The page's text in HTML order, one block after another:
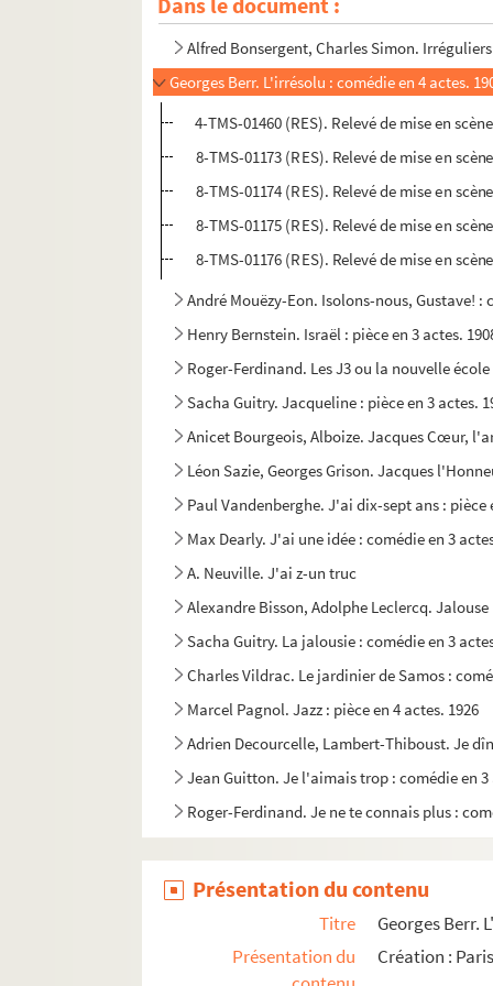
Edmond Sée. L'irrégulière : comédie en 4
Alfred Bonsergent, Charles Simon.
Georges Berr. L'irrésolu : comédie en 4 actes.
4-TMS-01460 (RES). Relevé de mise en
8-TMS-01173 (RES). Relevé de mise en
8-TMS-01174 (RES). Relevé de mise en
8-TMS-01175 (RES). Relevé de mise en
8-TMS-01176 (RES). Relevé de mise en
André Mouëzy-Eon. Isolons-nous, Gustave! :
Henry Bernstein. Israël : pièce en 3 actes.
Roger-Ferdinand. Les J3 ou la nouvelle
Sacha Guitry. Jacqueline : pièce en 3 actes.
Anicet Bourgeois, Alboize. Jacques Cœur,
Léon Sazie, Georges Grison. Jacques
Paul Vandenberghe. J'ai dix-sept ans : pièce
Max Dearly. J'ai une idée : comédie en 3
A. Neuville. J'ai z-un truc
Alexandre Bisson, Adolphe Leclercq. Jalouse
Sacha Guitry. La jalousie : comédie en 3
Charles Vildrac. Le jardinier de Samos :
Marcel Pagnol. Jazz : pièce en 4 actes. 1926
Adrien Decourcelle, Lambert-Thiboust. Je
Jean Guitton. Je l'aimais trop : comédie en 3
Roger-Ferdinand. Je ne te connais plus :
Jacques Natanson. Je t'attendais : comédie
Je veux avoir un enfant. ....
Steve Passeur. Je vivrai un grand amour :
Présentation du contenu
Titre
Georges Berr.
Présentation du
Création :